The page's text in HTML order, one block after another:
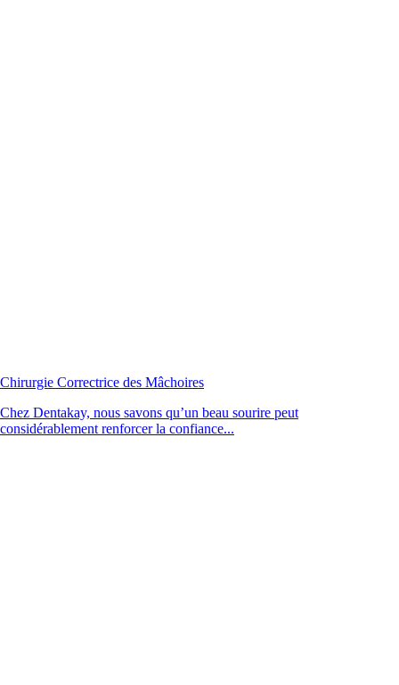
Chirurgie Correctrice des Mâchoires
Chez Dentakay, nous savons qu’un beau sourire peut
considérablement renforcer la confiance...